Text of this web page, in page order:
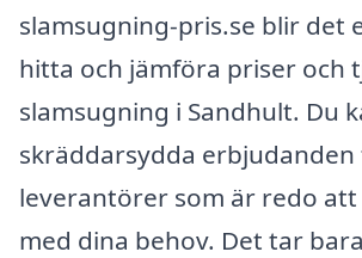
slamsugning-pris.se blir det
hitta och jämföra priser och
slamsugning i Sandhult. Du
skräddarsydda erbjudanden
leverantörer som är redo att
med dina behov. Det tar